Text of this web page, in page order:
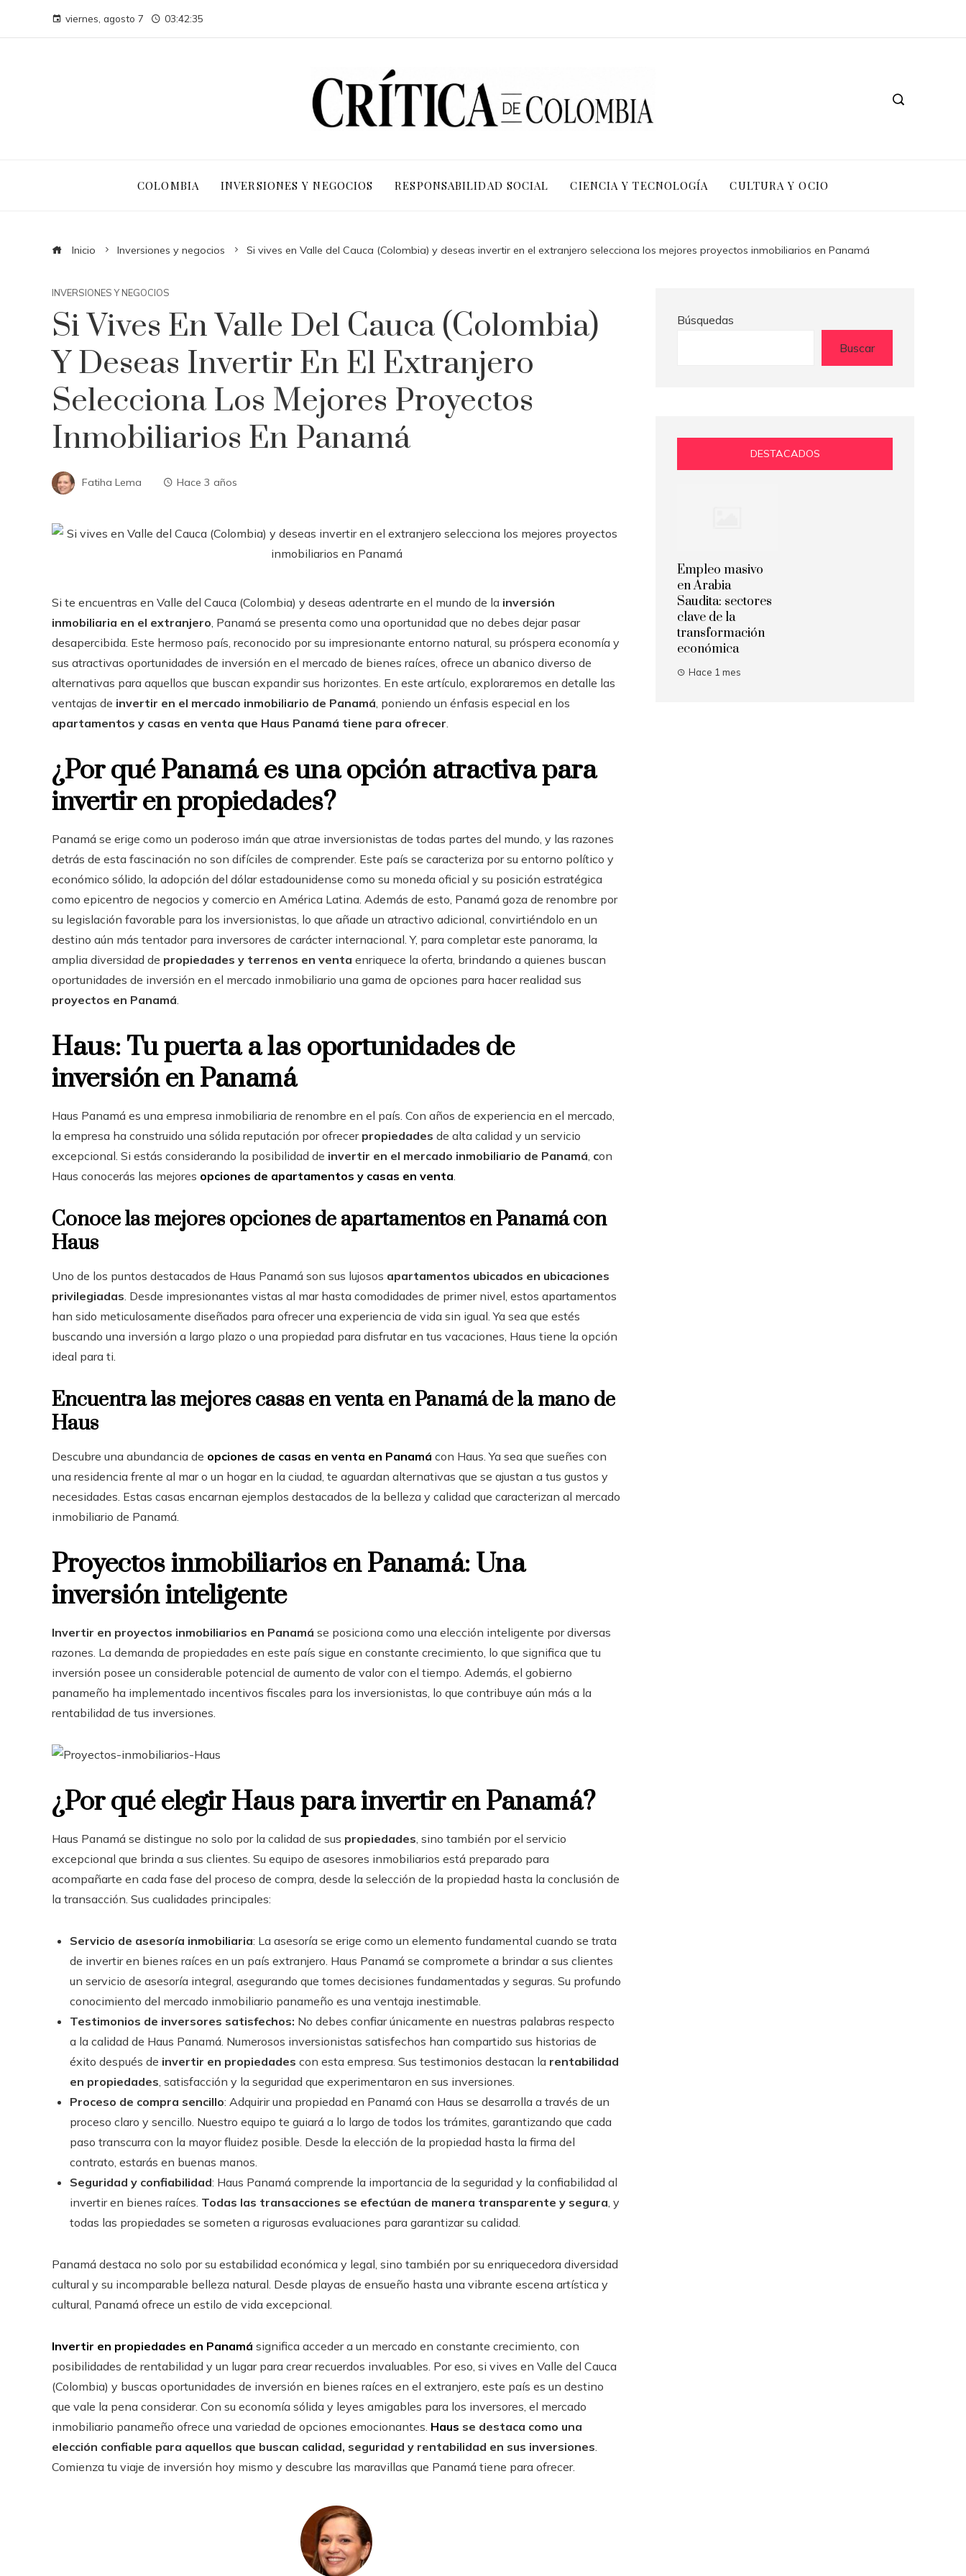
viernes, agosto 7 03:42:35
COLOMBIA INVERSIONES Y NEGOCIOS RESPONSABILIDAD SOCIAL CIENCIA Y TECNOLOGÍA CULTURA Y OCIO
Inicio Inversiones y negocios Si vives en Valle del Cauca (Colombia) y deseas invertir en el extranjero selecciona los mejores proyectos inmobiliarios en Panamá
INVERSIONES Y NEGOCIOS
Si Vives En Valle Del Cauca (Colombia)
Y Deseas Invertir En El Extranjero
Selecciona Los Mejores Proyectos
Inmobiliarios En Panamá
Fatiha Lema Hace 3 años
Si te encuentras en Valle del Cauca (Colombia) y deseas adentrarte en el mundo de la inversión
inmobiliaria en el extranjero, Panamá se presenta como una oportunidad que no debes dejar pasar
desapercibida. Este hermoso país, reconocido por su impresionante entorno natural, su próspera economía y
sus atractivas oportunidades de inversión en el mercado de bienes raíces, ofrece un abanico diverso de
alternativas para aquellos que buscan expandir sus horizontes. En este artículo, exploraremos en detalle las
ventajas de invertir en el mercado inmobiliario de Panamá, poniendo un énfasis especial en los
apartamentos y casas en venta que Haus Panamá tiene para ofrecer.
¿Por qué Panamá es una opción atractiva para
invertir en propiedades?
Panamá se erige como un poderoso imán que atrae inversionistas de todas partes del mundo, y las razones
detrás de esta fascinación no son difíciles de comprender. Este país se caracteriza por su entorno político y
económico sólido, la adopción del dólar estadounidense como su moneda oficial y su posición estratégica
como epicentro de negocios y comercio en América Latina. Además de esto, Panamá goza de renombre por
su legislación favorable para los inversionistas, lo que añade un atractivo adicional, convirtiéndolo en un
destino aún más tentador para inversores de carácter internacional. Y, para completar este panorama, la
amplia diversidad de propiedades y terrenos en venta enriquece la oferta, brindando a quienes buscan
oportunidades de inversión en el mercado inmobiliario una gama de opciones para hacer realidad sus
proyectos en Panamá.
Haus: Tu puerta a las oportunidades de
inversión en Panamá
Haus Panamá es una empresa inmobiliaria de renombre en el país. Con años de experiencia en el mercado,
la empresa ha construido una sólida reputación por ofrecer propiedades de alta calidad y un servicio
excepcional. Si estás considerando la posibilidad de invertir en el mercado inmobiliario de Panamá, con
Haus conocerás las mejores opciones de apartamentos y casas en venta.
Conoce las mejores opciones de apartamentos en Panamá con
Haus
Uno de los puntos destacados de Haus Panamá son sus lujosos apartamentos ubicados en ubicaciones
privilegiadas. Desde impresionantes vistas al mar hasta comodidades de primer nivel, estos apartamentos
han sido meticulosamente diseñados para ofrecer una experiencia de vida sin igual. Ya sea que estés
buscando una inversión a largo plazo o una propiedad para disfrutar en tus vacaciones, Haus tiene la opción
ideal para ti.
Encuentra las mejores casas en venta en Panamá de la mano de
Haus
Descubre una abundancia de opciones de casas en venta en Panamá con Haus. Ya sea que sueñes con
una residencia frente al mar o un hogar en la ciudad, te aguardan alternativas que se ajustan a tus gustos y
necesidades. Estas casas encarnan ejemplos destacados de la belleza y calidad que caracterizan al mercado
inmobiliario de Panamá.
Proyectos inmobiliarios en Panamá: Una
inversión inteligente
Invertir en proyectos inmobiliarios en Panamá se posiciona como una elección inteligente por diversas
razones. La demanda de propiedades en este país sigue en constante crecimiento, lo que significa que tu
inversión posee un considerable potencial de aumento de valor con el tiempo. Además, el gobierno
panameño ha implementado incentivos fiscales para los inversionistas, lo que contribuye aún más a la
rentabilidad de tus inversiones.
¿Por qué elegir Haus para invertir en Panamá?
Haus Panamá se distingue no solo por la calidad de sus propiedades, sino también por el servicio
excepcional que brinda a sus clientes. Su equipo de asesores inmobiliarios está preparado para
acompañarte en cada fase del proceso de compra, desde la selección de la propiedad hasta la conclusión de
la transacción. Sus cualidades principales:
Servicio de asesoría inmobiliaria: La asesoría se erige como un elemento fundamental cuando se trata
de invertir en bienes raíces en un país extranjero. Haus Panamá se compromete a brindar a sus clientes
un servicio de asesoría integral, asegurando que tomes decisiones fundamentadas y seguras. Su profundo
conocimiento del mercado inmobiliario panameño es una ventaja inestimable.
Testimonios de inversores satisfechos: No debes confiar únicamente en nuestras palabras respecto
a la calidad de Haus Panamá. Numerosos inversionistas satisfechos han compartido sus historias de
éxito después de invertir en propiedades con esta empresa. Sus testimonios destacan la rentabilidad
en propiedades, satisfacción y la seguridad que experimentaron en sus inversiones.
Proceso de compra sencillo: Adquirir una propiedad en Panamá con Haus se desarrolla a través de un
proceso claro y sencillo. Nuestro equipo te guiará a lo largo de todos los trámites, garantizando que cada
paso transcurra con la mayor fluidez posible. Desde la elección de la propiedad hasta la firma del
contrato, estarás en buenas manos.
Seguridad y confiabilidad: Haus Panamá comprende la importancia de la seguridad y la confiabilidad al
invertir en bienes raíces. Todas las transacciones se efectúan de manera transparente y segura, y
todas las propiedades se someten a rigurosas evaluaciones para garantizar su calidad.
Panamá destaca no solo por su estabilidad económica y legal, sino también por su enriquecedora diversidad
cultural y su incomparable belleza natural. Desde playas de ensueño hasta una vibrante escena artística y
cultural, Panamá ofrece un estilo de vida excepcional.
Invertir en propiedades en Panamá significa acceder a un mercado en constante crecimiento, con
posibilidades de rentabilidad y un lugar para crear recuerdos invaluables. Por eso, si vives en Valle del Cauca
(Colombia) y buscas oportunidades de inversión en bienes raíces en el extranjero, este país es un destino
que vale la pena considerar. Con su economía sólida y leyes amigables para los inversores, el mercado
inmobiliario panameño ofrece una variedad de opciones emocionantes. Haus se destaca como una
elección confiable para aquellos que buscan calidad, seguridad y rentabilidad en sus inversiones.
Comienza tu viaje de inversión hoy mismo y descubre las maravillas que Panamá tiene para ofrecer.
Búsquedas
Buscar
DESTACADOS
Empleo masivo
en Arabia
Saudita: sectores
clave de la
transformación
económica
Hace 1 mes